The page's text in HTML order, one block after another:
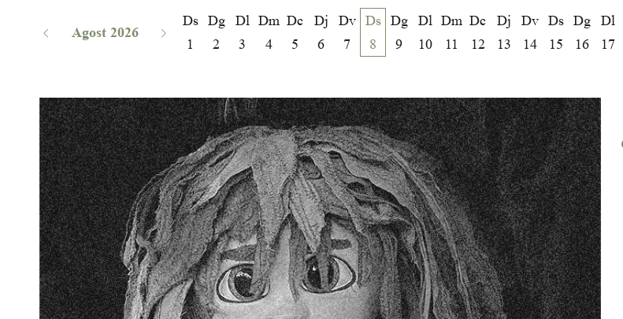
Agost 2026
Ds
1
Dg
2
Dl
3
Dm
4
Dc
5
Dj
6
Dv
7
Ds
8
Dg
9
Dl
10
Dm
11
Dc
12
Dj
13
Dv
14
Ds
15
Dg
16
Dl
17